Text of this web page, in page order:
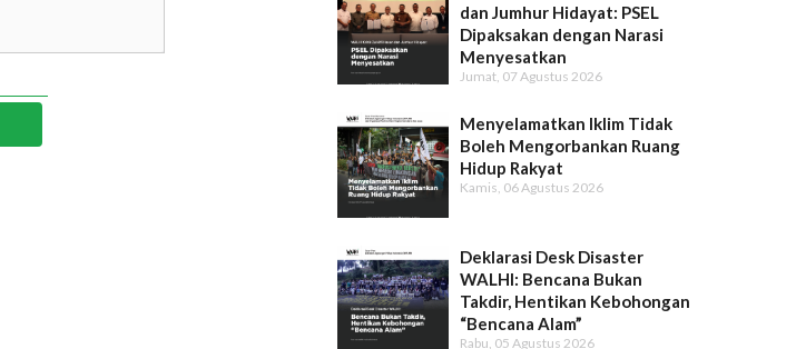
dan Jumhur Hidayat: PSEL
Dipaksakan dengan Narasi
Menyesatkan
Jumat, 07 Agustus 2026
Menyelamatkan Iklim Tidak
Boleh Mengorbankan Ruang
Hidup Rakyat
Kamis, 06 Agustus 2026
Deklarasi Desk Disaster
WALHI: Bencana Bukan
Takdir, Hentikan Kebohongan
“Bencana Alam”
Rabu, 05 Agustus 2026